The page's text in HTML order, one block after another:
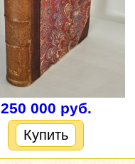
250 000 руб.
Купить